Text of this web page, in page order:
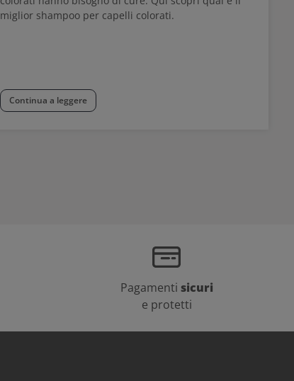
miglior shampoo per capelli colorati.
Continua a leggere
Pagamenti sicuri
e protetti